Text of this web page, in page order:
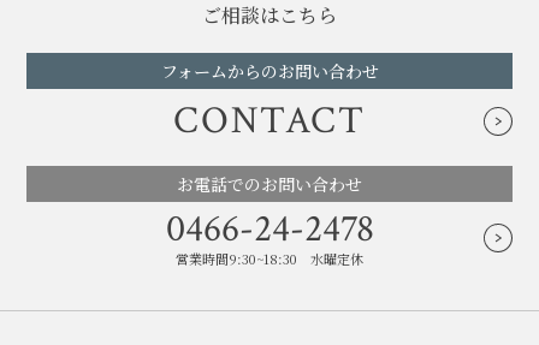
ご相談はこちら
フォームからのお問い合わせ
CONTACT
お電話でのお問い合わせ
0466-24-2478
営業時間9:30~18:30 水曜定休